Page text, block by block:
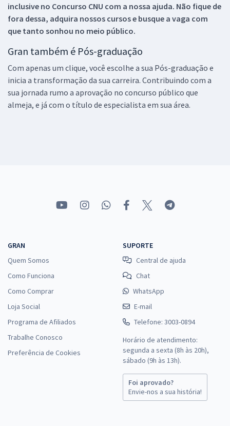
inclusive no Concurso CNU com a nossa ajuda. Não fique de
fora dessa, adquira nossos cursos e busque a vaga com
que tanto sonhou no meio público.
Gran também é Pós-graduação
Com apenas um clique, você escolhe a sua Pós-graduação e
inicia a transformação da sua carreira. Contribuindo com a
sua jornada rumo a aprovação no concurso público que
almeja, e já com o título de especialista em sua área.
GRAN
Quem Somos
Como Funciona
Como Comprar
Loja Social
Programa de Afiliados
Trabalhe Conosco
Preferência de Cookies
SUPORTE
Central de ajuda
Chat
WhatsApp
E-mail
Telefone: 3003-0894
Horário de atendimento:
segunda a sexta (8h às 20h),
sábado (9h às 13h).
Foi aprovado?
Envie-nos a sua história!